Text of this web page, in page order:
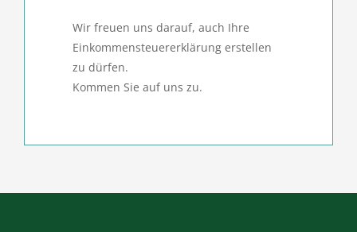
Wir freuen uns darauf, auch Ihre
Einkommensteuererklärung erstellen
zu dürfen.
Kommen Sie auf uns zu.